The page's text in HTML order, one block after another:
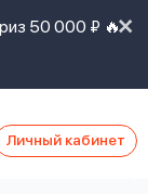
50 000 ₽ 🔥
Личный кабинет